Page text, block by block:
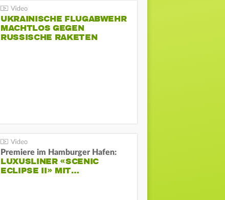
UKRAINISCHE FLUGABWEHR
MACHTLOS GEGEN
RUSSISCHE RAKETEN
Premiere im Hamburger Hafen:
LUXUSLINER «SCENIC
ECLIPSE II» MIT…